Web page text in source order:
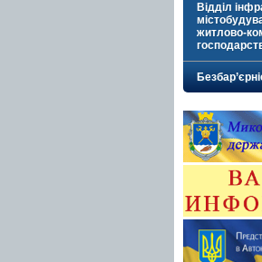
Відділ
житлово-